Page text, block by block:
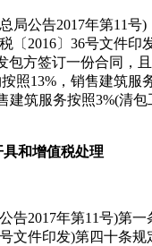
告2017年第11号
2016〕36号文件
方签订一份合同，
13%，销售建筑
筑服务按照3%(清
和增值税处理
年第11号)第
文件印发)第四十条